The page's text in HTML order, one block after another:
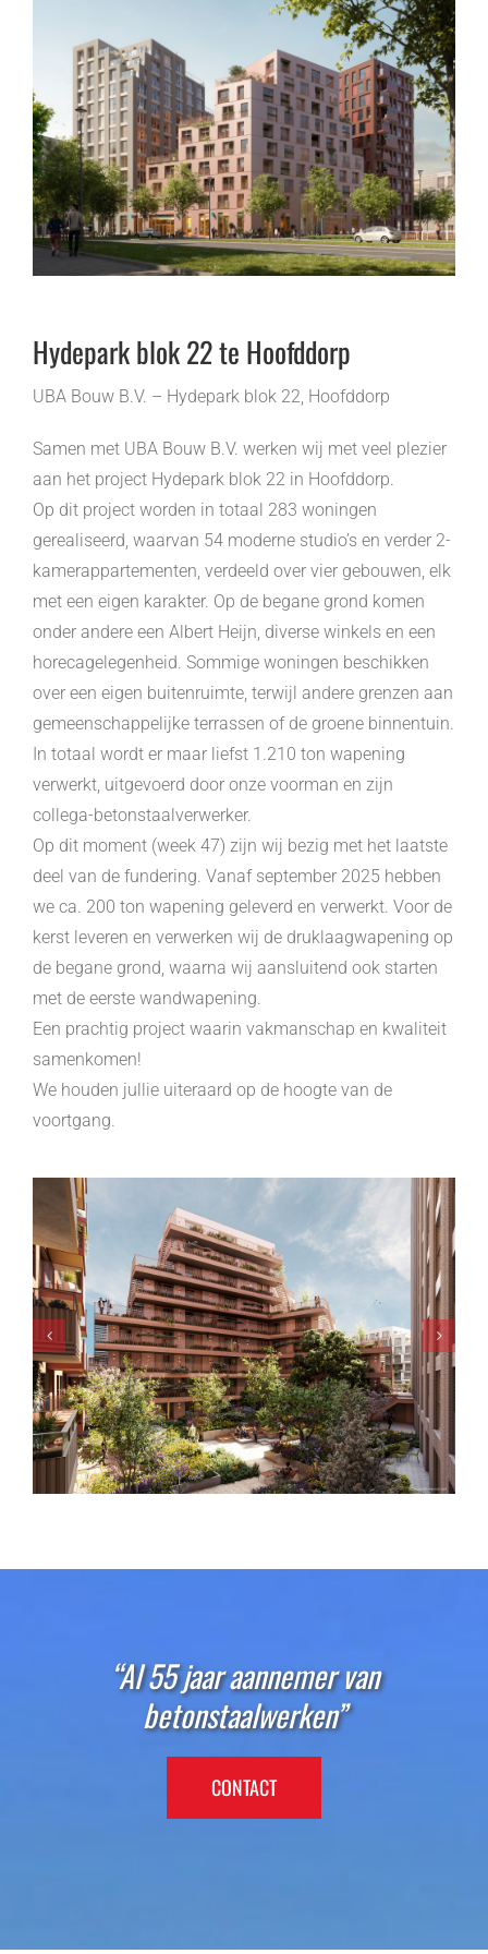
Hydepark blok 22 te Hoofddorp
UBA Bouw B.V. – Hydepark blok 22, Hoofddorp
Samen met UBA Bouw B.V. werken wij met veel plezier
aan het project Hydepark blok 22 in Hoofddorp.
Op dit project worden in totaal 283 woningen
gerealiseerd, waarvan 54 moderne studio’s en verder 2-
kamerappartementen, verdeeld over vier gebouwen, elk
met een eigen karakter. Op de begane grond komen
onder andere een Albert Heijn, diverse winkels en een
horecagelegenheid. Sommige woningen beschikken
over een eigen buitenruimte, terwijl andere grenzen aan
gemeenschappelijke terrassen of de groene binnentuin.
In totaal wordt er maar liefst 1.210 ton wapening
verwerkt, uitgevoerd door onze voorman en zijn
collega-betonstaalverwerker.
Op dit moment (week 47) zijn wij bezig met het laatste
deel van de fundering. Vanaf september 2025 hebben
we ca. 200 ton wapening geleverd en verwerkt. Voor de
kerst leveren en verwerken wij de druklaagwapening op
de begane grond, waarna wij aansluitend ook starten
met de eerste wandwapening.
Een prachtig project waarin vakmanschap en kwaliteit
samenkomen!
We houden jullie uiteraard op de hoogte van de
voortgang.
“Al 55 jaar aannemer van
betonstaalwerken”
CONTACT